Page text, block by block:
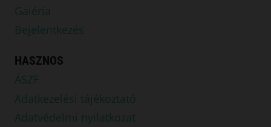
Galéria
Bejelentkezés
HASZNOS
ÁSZF
Adatkezelési tájékoztató
Adatvédelmi nyilatkozat